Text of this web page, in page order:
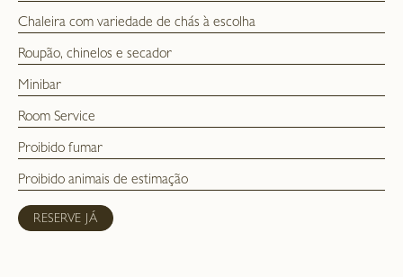
Chaleira com variedade de chás à escolha
Roupão, chinelos e secador
Minibar
Room Service
Proibido fumar
Proibido animais de estimação
RESERVE JÁ